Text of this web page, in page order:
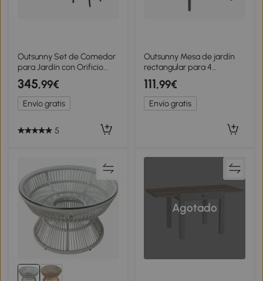
Outsunny Set de Comedor
para Jardín con Orificio
para Sombrilla, Mesa, Sillas
para 4, Gris claro
345,99€
Envío gratis
5
Outsunny Mesa de jardín
rectangular para 4
personas, mesa de
comedor exterior con
orificio para parasol, 85 x
85 x 72,5 cm, gris
111,99€
Envío gratis
Agotado